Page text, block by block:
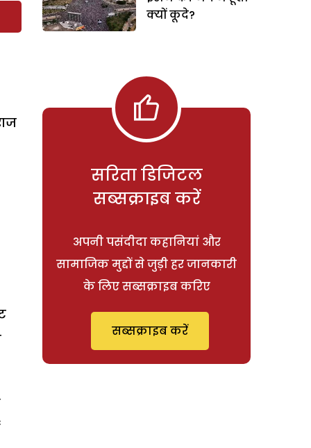
क्यों कूदे?
सरिता डिजिटल
सब्सक्राइब करें
अपनी पसंदीदा कहानियां और
सामाजिक मुद्दों से जुड़ी हर जानकारी
के लिए सब्सक्राइब करिए
सब्सक्राइब करें